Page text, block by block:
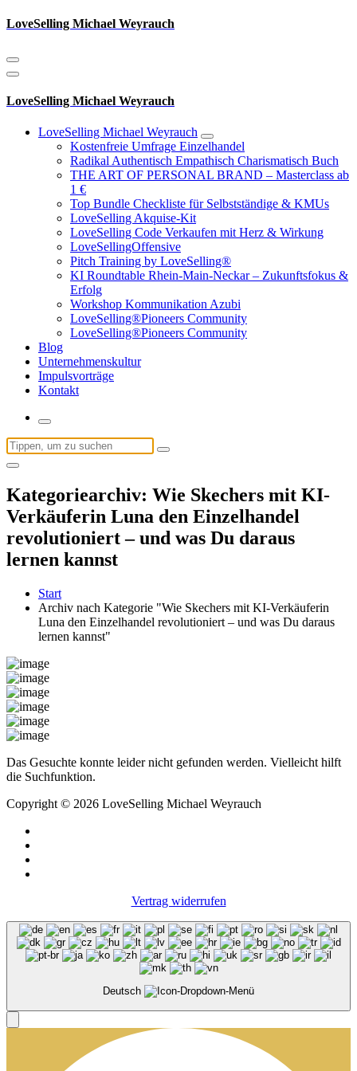
Zum
LoveSelling Michael Weyrauch
LoveSelling Michael Weyrauch
LoveSelling Michael Weyrauch
Kostenfreie Umfrage Einzelhandel
Radikal Authentisch Empathisch Charismatisch Buch
THE ART OF PERSONAL BRAND – Masterclass ab
1 €
Top Bundle Checkliste für Selbstständige & KMUs
LoveSelling Akquise-Kit
LoveSelling Code Verkaufen mit Herz & Wirkung
LoveSellingOffensive
Pitch Training by LoveSelling®
KI Roundtable Rhein‑Main‑Neckar – Zukunftsfokus &
Erfolg
Workshop Kommunikation Azubi
LoveSelling®Pioneers Community
LoveSelling®Pioneers Community
Blog
Unternehmenskultur
Impulsvorträge
Kontakt
Suchen
nach:
Kategoriearchiv: Wie Skechers mit KI-
Verkäuferin Luna den Einzelhandel
revolutioniert – und was Du daraus
lernen kannst
Start
Archiv nach Kategorie "Wie Skechers mit KI-Verkäuferin
Luna den Einzelhandel revolutioniert – und was Du daraus
lernen kannst"
Das Gesuchte konnte leider nicht gefunden werden. Vielleicht hilft
die Suchfunktion.
Copyright © 2026 LoveSelling Michael Weyrauch
Vertrag widerrufen
Deutsch